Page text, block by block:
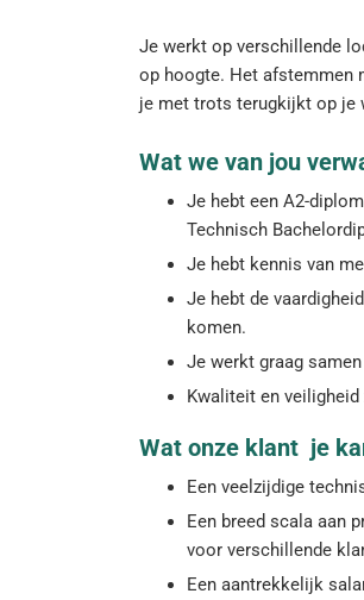
Je werkt op verschillende
op hoogte. Het afstemmen
je met trots terugkijkt op je
Wat we van jou
Je hebt een A2-
Technisch
Je hebt kennis van
Je hebt de
komen.
Je werkt graag
Kwaliteit en
Wat onze klant je
Een veelzijdige
Een breed scala aan
voor verschillende
Een aantrekkelijk